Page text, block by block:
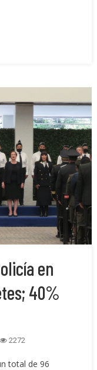
en
40%
2272
total de 96